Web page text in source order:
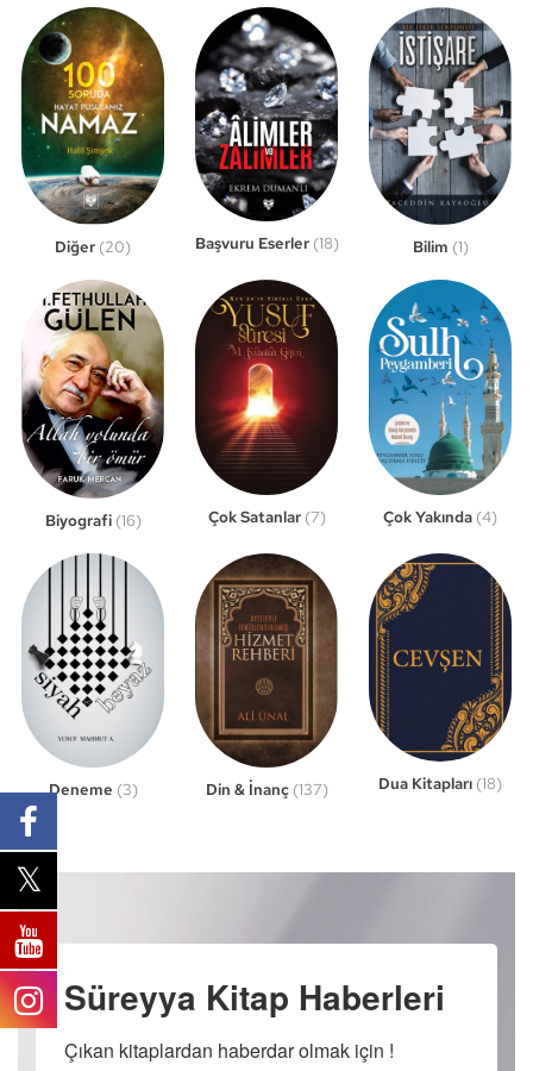
Diğer (20) Başvuru Eserler (18) Bilim (1)
Biyografi (16) Çok Satanlar (7) Çok Yakında (4)
Deneme (3) Din & İnanç (137) Dua Kitapları (18)
Süreyya Kitap Haberleri
Çıkan kitaplardan haberdar olmak için !